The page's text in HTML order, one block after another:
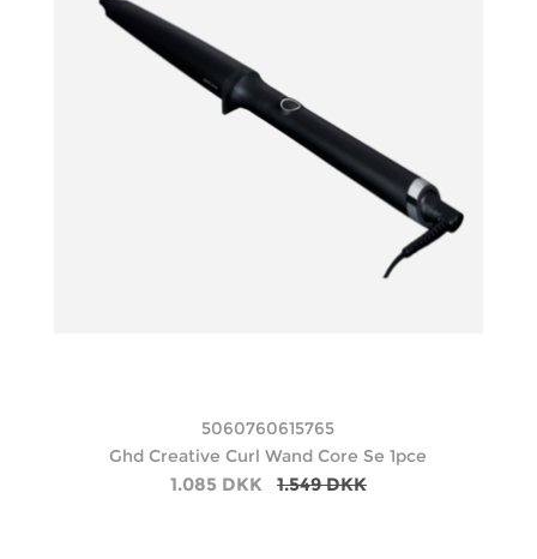
5060760615765
Ghd Creative Curl Wand Core Se 1pce
1.085 DKK 1.549 DKK